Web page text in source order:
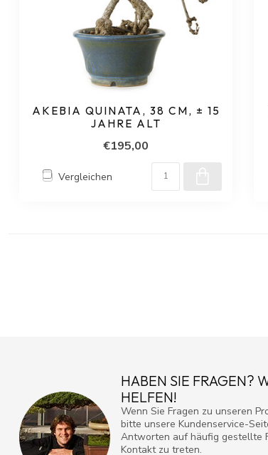
AKEBIA QUINATA, 38 CM, ± 15
JAHRE ALT
€195,00
Vergleichen
HABEN SIE FRAGEN?
HELFEN!
Wenn Sie Fragen zu unseren
bitte unsere Kundenservice-
Antworten auf häufig gestellte
Kontakt zu treten.